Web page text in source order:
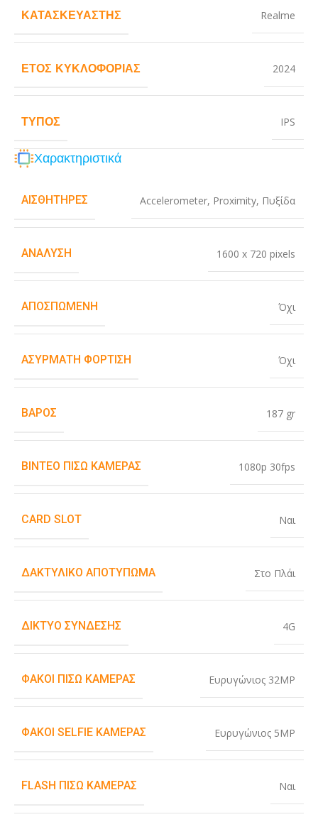
ΚΑΤΑΣΚΕΥΑΣΤΉΣ Realme
ΈΤΟΣ ΚΥΚΛΟΦΟΡΊΑΣ 2024
ΤΎΠΟΣ IPS
Χαρακτηριστικά
ΑΙΣΘΗΤΉΡΕΣ Accelerometer, Proximity, Πυξίδα
ΑΝΆΛΥΣΗ 1600 x 720 pixels
ΑΠΟΣΠΏΜΕΝΗ Όχι
ΑΣΎΡΜΑΤΗ ΦΌΡΤΙΣΗ Όχι
ΒΆΡΟΣ 187 gr
ΒΊΝΤΕΟ ΠΊΣΩ ΚΆΜΕΡΑΣ 1080p 30fps
CARD SLOT Ναι
ΔΑΚΤΥΛΙΚΌ ΑΠΟΤΎΠΩΜΑ Στο Πλάι
ΔΊΚΤΥΟ ΣΎΝΔΕΣΗΣ 4G
ΦΑΚΟΊ ΠΊΣΩ ΚΆΜΕΡΑΣ Ευρυγώνιος 32MP
ΦΑΚΟΊ SELFIE ΚΆΜΕΡΑΣ Ευρυγώνιος 5MP
FLASH ΠΊΣΩ ΚΆΜΕΡΑΣ Ναι